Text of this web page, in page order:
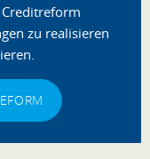
zu realisieren